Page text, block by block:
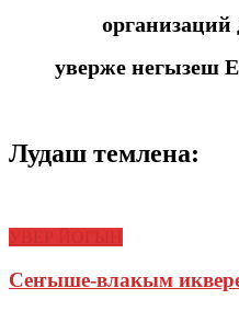
уверже
Лудаш темлена:
Сеҥыше-влакым